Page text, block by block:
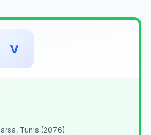
V
Tunis (2076)